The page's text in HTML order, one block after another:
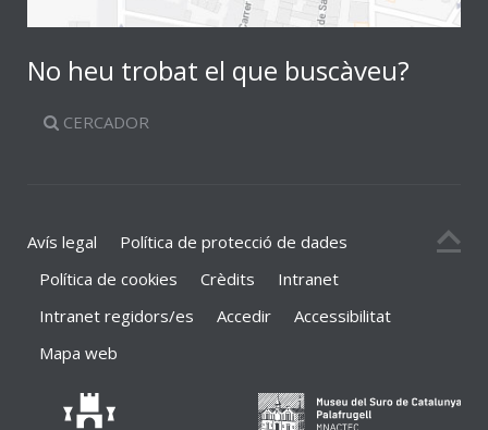
No heu trobat el que buscàveu?
CERCADOR
Avís legal
Política de protecció de dades
Política de cookies
Crèdits
Intranet
Intranet regidors/es
Accedir
Accessibilitat
Mapa web